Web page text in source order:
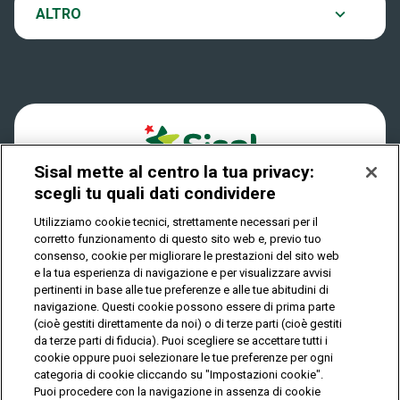
Play Your Date
Archivio estrazioni
ALTRO
Notifiche
Privacy
IL GIOCO È VIETATO AI MINORI E PUÒ CAUSARE
DIPENDENZA PATOLOGICA
© Copyright Sisal Italia S.p.A. - P.I. 02433760135
Privacy Cookies
Mappa
del
sito
Sisal mette al centro la tua privacy:
scegli tu quali dati condividere
Utilizziamo cookie tecnici, strettamente necessari per il
corretto funzionamento di questo sito web e, previo tuo
consenso, cookie per migliorare le prestazioni del sito web
e la tua esperienza di navigazione e per visualizzare avvisi
pertinenti in base alle tue preferenze e alle tue abitudini di
navigazione. Questi cookie possono essere di prima parte
(cioè gestiti direttamente da noi) o di terze parti (cioè gestiti
da terze parti di fiducia). Puoi scegliere se accettare tutti i
cookie oppure puoi selezionare le tue preferenze per ogni
categoria di cookie cliccando su "Impostazioni cookie".
Puoi procedere con la navigazione in assenza di cookie